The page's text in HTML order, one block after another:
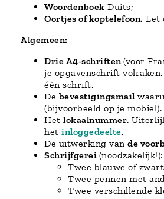
Woordenboek Duits;
Oortjes of koptelefoon. Let
Algemeen:
Drie A4-schriften(voor
je opgavenschrift
één schrift.
De bevestigingsmail
(bijvoorbeeld op je mobiel).
Het lokaalnummer.
het inloggedeelte.
De uitwerking van de
Schrijfgerei (noodzakelijk!):
Twee blauwe of
Twee pennen met
Twee verschillende